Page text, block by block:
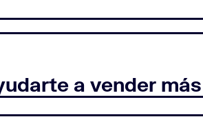
a vender